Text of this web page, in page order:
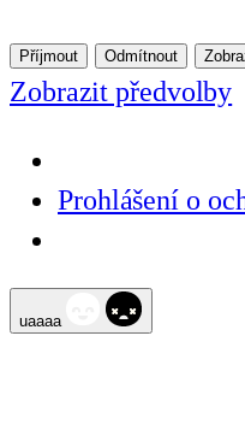
Příjmout Odmítnout
Zobrazit předvolby
Prohlášení o
uaaaa